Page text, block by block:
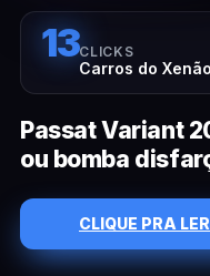
13CLICKS
Carros do Xenão
Passat Variant
ou bomba
CLIQUE PRA LER